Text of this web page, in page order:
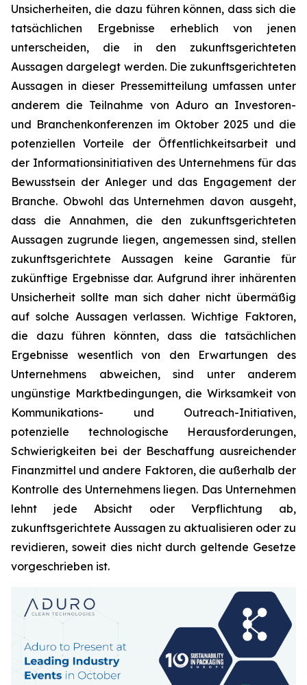
Unsicherheiten, die dazu führen können, dass sich die
tatsächlichen Ergebnisse erheblich von jenen
unterscheiden, die in den zukunftsgerichteten
Aussagen dargelegt werden. Die zukunftsgerichteten
Aussagen in dieser Pressemitteilung umfassen unter
anderem die Teilnahme von Aduro an Investoren-
und Branchenkonferenzen im Oktober 2025 und die
potenziellen Vorteile der Öffentlichkeitsarbeit und
der Informationsinitiativen des Unternehmens für das
Bewusstsein der Anleger und das Engagement der
Branche. Obwohl das Unternehmen davon ausgeht,
dass die Annahmen, die den zukunftsgerichteten
Aussagen zugrunde liegen, angemessen sind, stellen
zukunftsgerichtete Aussagen keine Garantie für
zukünftige Ergebnisse dar. Aufgrund ihrer inhärenten
Unsicherheit sollte man sich daher nicht übermäßig
auf solche Aussagen verlassen. Wichtige Faktoren,
die dazu führen könnten, dass die tatsächlichen
Ergebnisse wesentlich von den Erwartungen des
Unternehmens abweichen, sind unter anderem
ungünstige Marktbedingungen, die Wirksamkeit von
Kommunikations- und Outreach-Initiativen,
potenzielle technologische Herausforderungen,
Schwierigkeiten bei der Beschaffung ausreichender
Finanzmittel und andere Faktoren, die außerhalb der
Kontrolle des Unternehmens liegen. Das Unternehmen
lehnt jede Absicht oder Verpflichtung ab,
zukunftsgerichtete Aussagen zu aktualisieren oder zu
revidieren, soweit dies nicht durch geltende Gesetze
vorgeschrieben ist.